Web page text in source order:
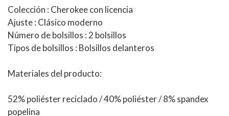
Colección : Cherokee con licencia
Ajuste: Clásico moderno
Número de bolsillos : 2 bolsillos
Tipos de bolsillos : Bolsillos delanteros
Materiales del producto:
52% poliéster reciclado / 40% poliéster / 8% spandex
popelina